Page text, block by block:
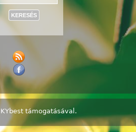
KYbest támogatásával.